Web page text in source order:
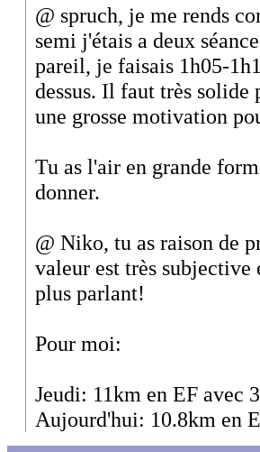
@ spruch, je me rends
semi j'étais a deux
pareil, je faisais 1h05-
dessus. Il faut très solide
une grosse motivation
Tu as l'air en grande
donner.
@ Niko, tu as raison de
valeur est très subjective
plus parlant!
Pour moi:
Jeudi: 11km en EF avec
Aujourd'hui: 10.8km en